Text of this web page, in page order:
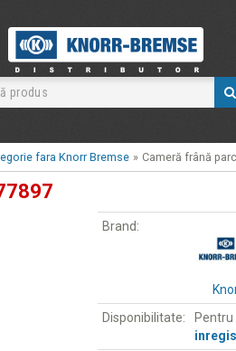
fara Knorr Bremse » Cameră frână
Brand:
Disponibilitate: